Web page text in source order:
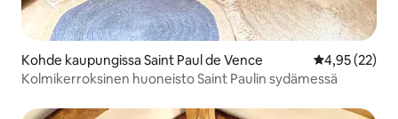
Kohde kaupungissa Saint Paul de Vence
4,95 (22)
Kolmikerroksinen huoneisto Saint Paulin sydämessä